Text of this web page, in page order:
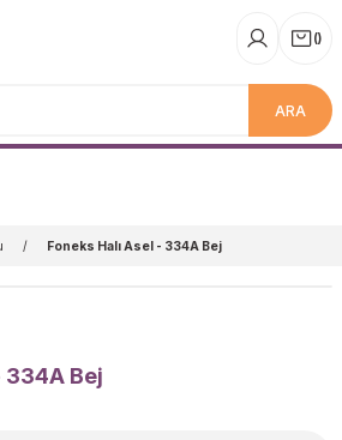
ARA
()
Foneks Halı Asel - 334A Bej
334A Bej